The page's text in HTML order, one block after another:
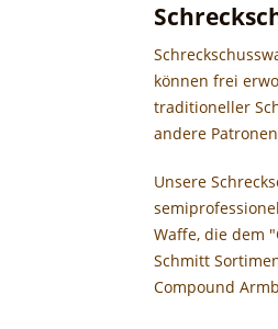
können frei
traditioneller
andere
Unsere
Waffe, die dem
Schmitt
Compound